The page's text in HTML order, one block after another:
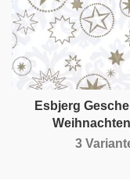
Esbjerg
3